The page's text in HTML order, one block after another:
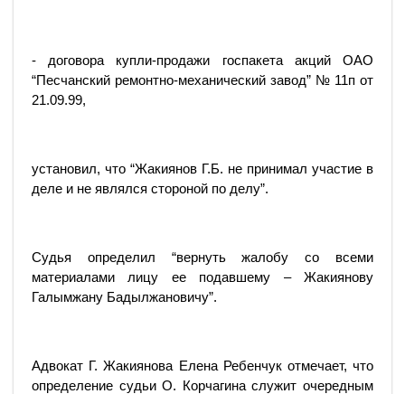
- договора купли-продажи госпакета акций ОАО
“Песчанский ремонтно-механический завод” № 11п от
21.09.99,
установил, что “Жакиянов Г.Б. не принимал участие в
деле и не являлся стороной по делу”.
Судья определил “вернуть жалобу со всеми
материалами лицу ее подавшему – Жакиянову
Галымжану Бадылжановичу”.
Адвокат Г. Жакиянова Елена Ребенчук отмечает, что
определение судьи О. Корчагина служит очередным